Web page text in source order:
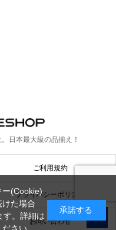
日本最大級の品揃え！
ご利用規約
プライバシーポリシー
お問い合わせ
ー(Cookie)
た場合
す。詳細は
承諾する